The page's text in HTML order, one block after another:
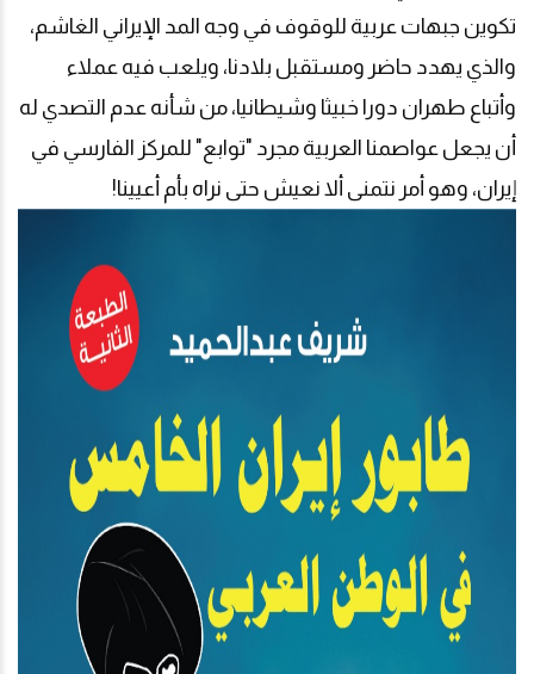
تكوين جبهات عربية للوقوف في وجه المد الإيراني الغاشم،
والذي يهدد حاضر ومستقبل بلادنا، ويلعب فيه عملاء
وأتباع طهران دورا خبيثا وشيطانيا، من شأنه عدم التصدي له
أن يجعل عواصمنا العربية مجرد "توابع" للمركز الفارسي في
إيران، وهو أمر نتمنى ألا نعيش حتى نراه بأم أعيينا!